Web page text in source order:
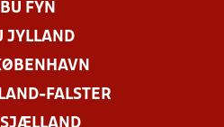
FYN
JYLLAND
FALSTER